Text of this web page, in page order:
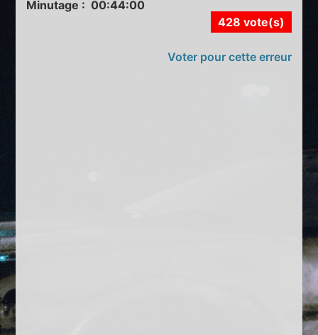
Minutage : 00:44:00
428 vote(s)
Voter pour cette erreur